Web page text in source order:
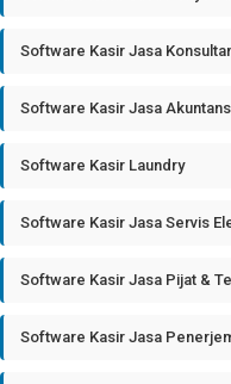
Software Kasir Jasa
Software Kasir Jasa
Software Kasir Laundry
Software Kasir Jasa Servis
Software Kasir Jasa Pijat &
Software Kasir Jasa